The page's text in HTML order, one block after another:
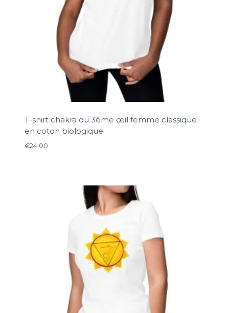
T-shirt chakra du 3ème œil femme classique
en coton biologique
€24.00